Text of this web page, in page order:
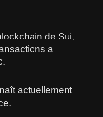
de Sui,
a
actuellement